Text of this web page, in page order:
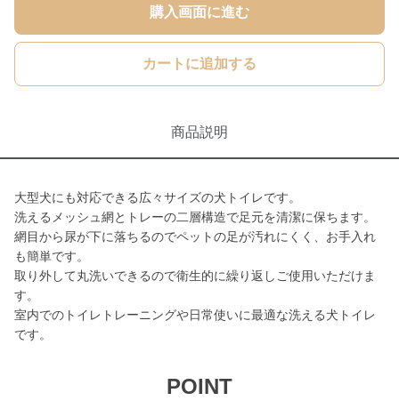
購入画面に進む
カートに追加する
商品説明
大型犬にも対応できる広々サイズの犬トイレです。
洗えるメッシュ網とトレーの二層構造で足元を清潔に保ちます。
網目から尿が下に落ちるのでペットの足が汚れにくく、お手入れ
も簡単です。
取り外して丸洗いできるので衛生的に繰り返しご使用いただけま
す。
室内でのトイレトレーニングや日常使いに最適な洗える犬トイレ
です。
POINT